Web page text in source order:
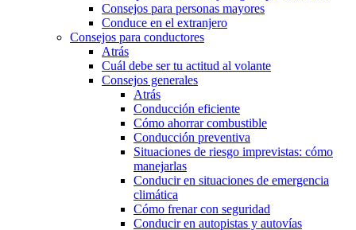
Consejos para personas mayores
Conduce en el extranjero
Consejos para conductores
Atrás
Cuál debe ser tu actitud al volante
Consejos generales
Atrás
Conducción eficiente
Cómo ahorrar combustible
Conducción preventiva
Situaciones de riesgo imprevistas: cómo
manejarlas
Conducir en situaciones de emergencia
climática
Cómo frenar con seguridad
Conducir en autopistas y autovías